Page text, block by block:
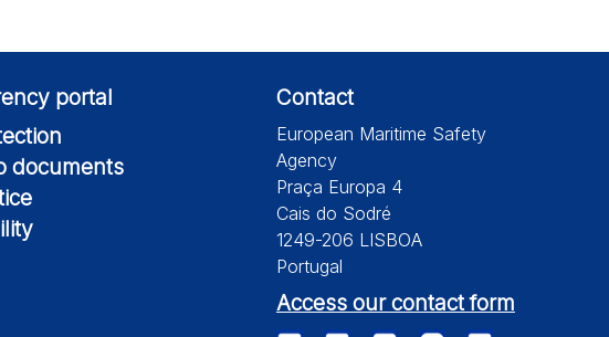
portal
documents
Contact
European Maritime Safety
Agency
Praça Europa 4
Cais do Sodré
1249-206 LISBOA
Portugal
Access our contact form